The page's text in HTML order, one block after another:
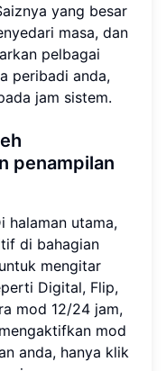
yang besar
masa, dan
pelbagai
peribadi anda,
jam sistem.
penampilan
halaman utama,
di bahagian
mengitar
Digital, Flip,
mod 12/24 jam,
mod
anda, hanya klik